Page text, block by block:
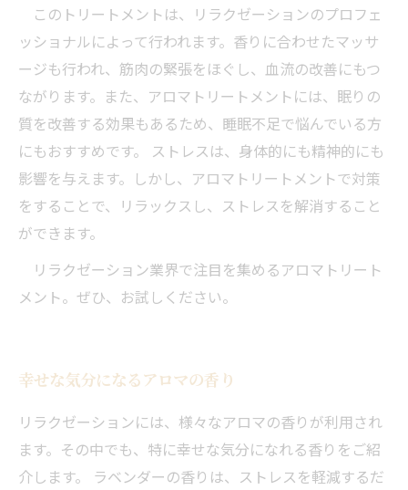
このトリートメントは、リラクゼーションのプロフェ
ッショナルによって行われます。香りに合わせたマッサ
ージも行われ、筋肉の緊張をほぐし、血流の改善にもつ
ながります。また、アロマトリートメントには、眠りの
質を改善する効果もあるため、睡眠不足で悩んでいる方
にもおすすめです。 ストレスは、身体的にも精神的にも
影響を与えます。しかし、アロマトリートメントで対策
をすることで、リラックスし、ストレスを解消すること
ができます。
リラクゼーション業界で注目を集めるアロマトリート
メント。ぜひ、お試しください。
幸せな気分になるアロマの香り
リラクゼーションには、様々なアロマの香りが利用され
ます。その中でも、特に幸せな気分になれる香りをご紹
介します。 ラベンダーの香りは、ストレスを軽減するだ